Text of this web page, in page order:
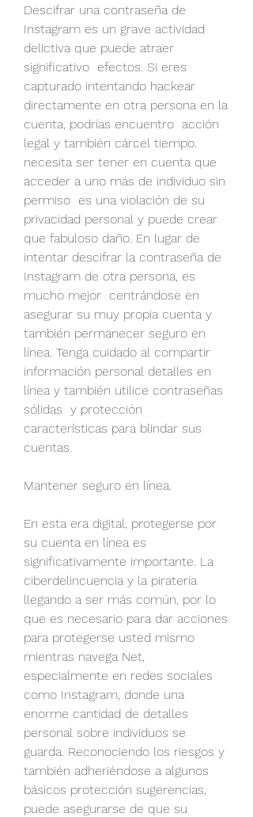
Descifrar una contraseña de
Instagram es un grave actividad
delictiva que puede atraer
significativo  efectos. Si eres
capturado intentando hackear
directamente en otra persona en la
cuenta, podrías encuentro  acción
legal y también cárcel tiempo.
necesita ser tener en cuenta que
acceder a uno más de individuo sin
permiso  es una violación de su
privacidad personal y puede crear
que fabuloso daño. En lugar de
intentar descifrar la contraseña de
Instagram de otra persona, es
mucho mejor  centrándose en
asegurar su muy propia cuenta y
también permanecer seguro en
línea. Tenga cuidado al compartir
información personal detalles en
línea y también utilice contraseñas
sólidas  y protección
características para blindar sus
cuentas.
Mantener seguro en línea.
En esta era digital, protegerse por
su cuenta en línea es
significativamente importante. La
ciberdelincuencia y la piratería
llegando a ser más común, por lo
que es necesario para dar acciones
para protegerse usted mismo
mientras navega Net,
especialmente en redes sociales
como Instagram, donde una
enorme cantidad de detalles
personal sobre individuos se
guarda. Reconociendo los riesgos y
también adheriéndose a algunos
básicos protección sugerencias,
puede asegurarse de que su